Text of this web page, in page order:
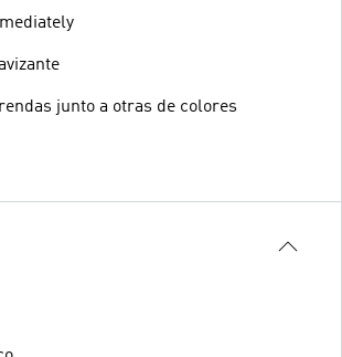
junto a otras de colores